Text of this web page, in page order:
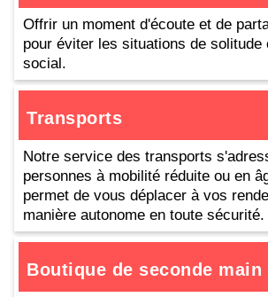
Offrir un moment d'écoute et de
pour éviter les situations de solitude
social.
Transports
Notre service des transports
personnes à mobilité réduite ou en
permet de vous déplacer à vos
manière autonome en toute sécurité.
Boutique de seconde main